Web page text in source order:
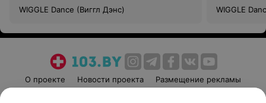
WIGGLE Dance (Виггл Дэнс) WIGGLE
О проекте Новости проекта
Размещение рекламы